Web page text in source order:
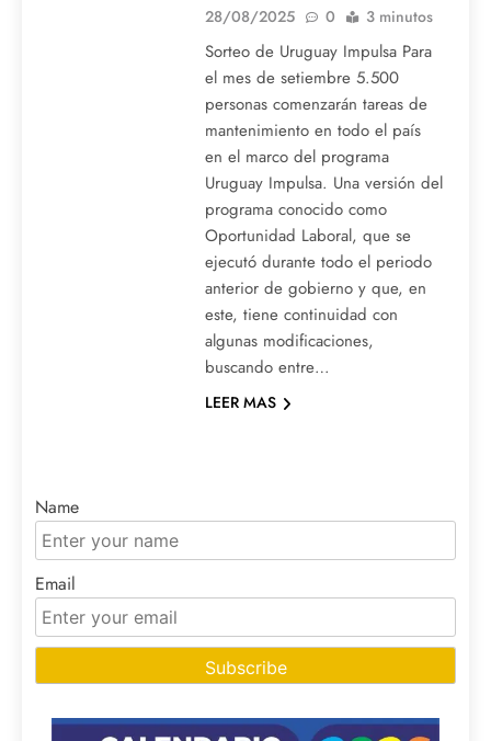
28/08/2025
0 3 minutos
Sorteo de Uruguay Impulsa Para
el mes de setiembre 5.500
personas comenzarán tareas de
mantenimiento en todo el país
en el marco del programa
Uruguay Impulsa. Una versión del
programa conocido como
Oportunidad Laboral, que se
ejecutó durante todo el periodo
anterior de gobierno y que, en
este, tiene continuidad con
algunas modificaciones,
buscando entre…
LEER MAS
Name
Email